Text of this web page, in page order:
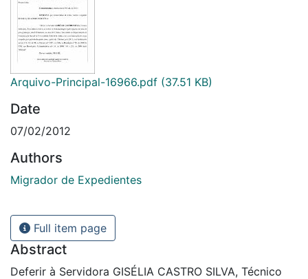
Arquivo-Principal-16966.pdf (37.51 KB)
Date
07/02/2012
Authors
Migrador de Expedientes
Full item page
Abstract
Deferir à Servidora GISÉLIA CASTRO SILVA, Técnico